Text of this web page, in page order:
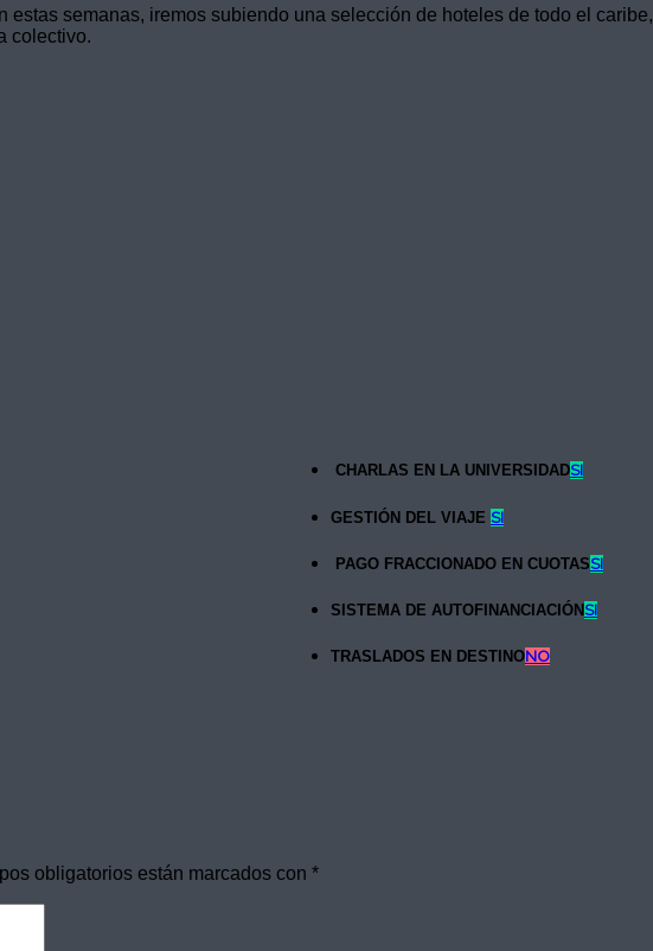
semanas, iremos subiendo una selección de hoteles de todo el
colectivo.
CHARLAS EN LA UNIVERSIDADSI
GESTIÓN DEL VIAJE SI
PAGO FRACCIONADO EN CUOTASSI
SISTEMA DE AUTOFINANCIACIÓNSI
TRASLADOS EN DESTINONO
obligatorios están marcados con *